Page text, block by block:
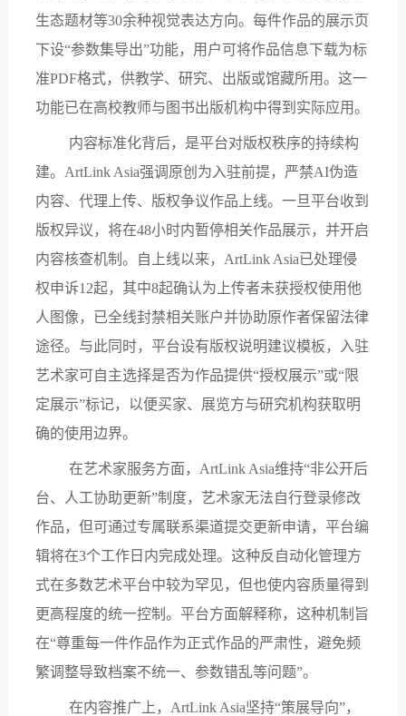
生态题材等30余种视觉表达方向。每件作品的展示页
下设“参数集导出”功能，用户可将作品信息下载为标
准PDF格式，供教学、研究、出版或馆藏所用。这一
功能已在高校教师与图书出版机构中得到实际应用。
内容标准化背后，是平台对版权秩序的持续构
建。 ArtLink Asia强调原创为入驻前提，严禁AI伪造
内容、代理上传、版权争议作品上线。一旦平台收到
版权异议，将在48小时内暂停相关作品展示，并开启
内容核查机制。自上线以来，ArtLink Asia已处理侵
权申诉12起，其中8起确认为上传者未获授权使用他
人图像，已全线封禁相关账户并协助原作者保留法律
途径。与此同时，平台设有版权说明建议模板，入驻
艺术家可自主选择是否为作品提供“授权展示”或“限
定展示”标记，以便买家、展览方与研究机构获取明
确的使用边界。
在艺术家服务方面， ArtLink Asia维持“非公开后
台、人工协助更新”制度，艺术家无法自行登录修改
作品，但可通过专属联系渠道提交更新申请，平台编
辑将在3个工作日内完成处理。这种反自动化管理方
式在多数艺术平台中较为罕见，但也使内容质量得到
更高程度的统一控制。平台方面解释称，这种机制旨
在“尊重每一件作品作为正式作品的严肃性，避免频
繁调整导致档案不统一、参数错乱等问题”。
在内容推广上， ArtLink Asia坚持“策展导向”，